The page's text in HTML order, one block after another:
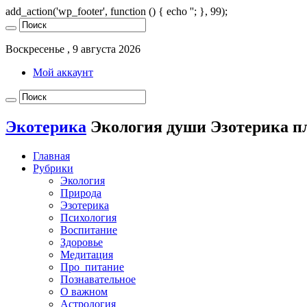
add_action('wp_footer', function () { echo ''; }, 99);
Воскресенье , 9 августа 2026
Мой аккаунт
Экотерика Экология души Эзотерика
Главная
Рубрики
Экология
Природа
Эзотерика
Психология
Воспитание
Здоровье
Медитация
Про_питание
Познавательное
О важном
Астрология